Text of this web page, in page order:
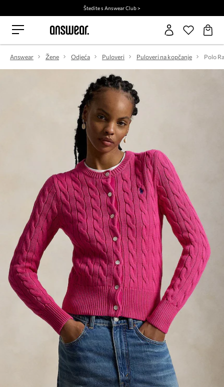
Štedite s Answear Club >
Answear Žene Odjeća Puloveri Puloveri na kopčanje